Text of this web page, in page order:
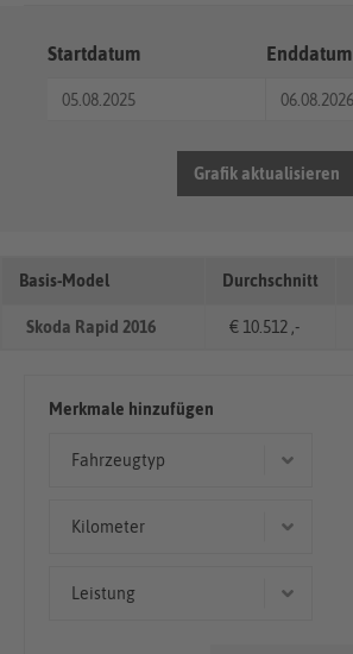
Startdatum Enddatum
Grafik aktualisieren
Basis-Model Durchschnitt
Skoda Rapid 2016 € 10.512 ,-
Merkmale hinzufügen
Fahrzeugtyp
Kombi
Kilometer
Leistung